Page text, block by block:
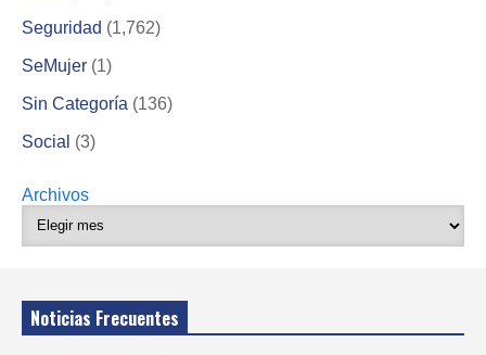
Seguridad (1,762)
SeMujer (1)
Sin Categoría (136)
Social (3)
Archivos
Noticias Frecuentes